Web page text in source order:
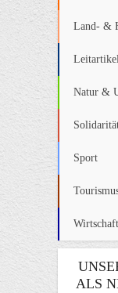
Land- &
Natur &
Sport
Wirtschaft
ALS